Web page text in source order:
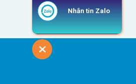
Nhắn tin Zalo